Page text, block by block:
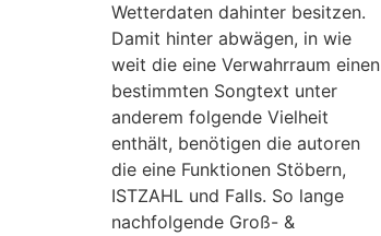
Wetterdaten dahinter besitzen.
Damit hinter abwägen, in wie
weit die eine Verwahrraum einen
bestimmten Songtext unter
anderem folgende Vielheit
enthält, benötigen die autoren
die eine Funktionen Stöbern,
ISTZAHL und Falls. So lange
nachfolgende Groß- &